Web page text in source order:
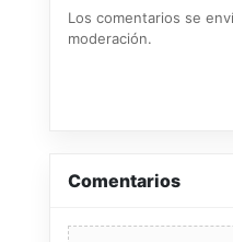
Los comentarios se
moderación.
Comentarios